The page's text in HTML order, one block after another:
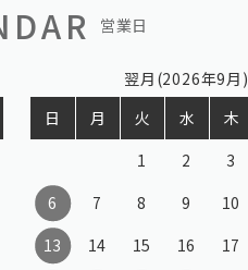
営業日
翌月(2026年9月)
日
月 火 水 木
1
2 3
6
7 8 9 10
13
14 15 16 17